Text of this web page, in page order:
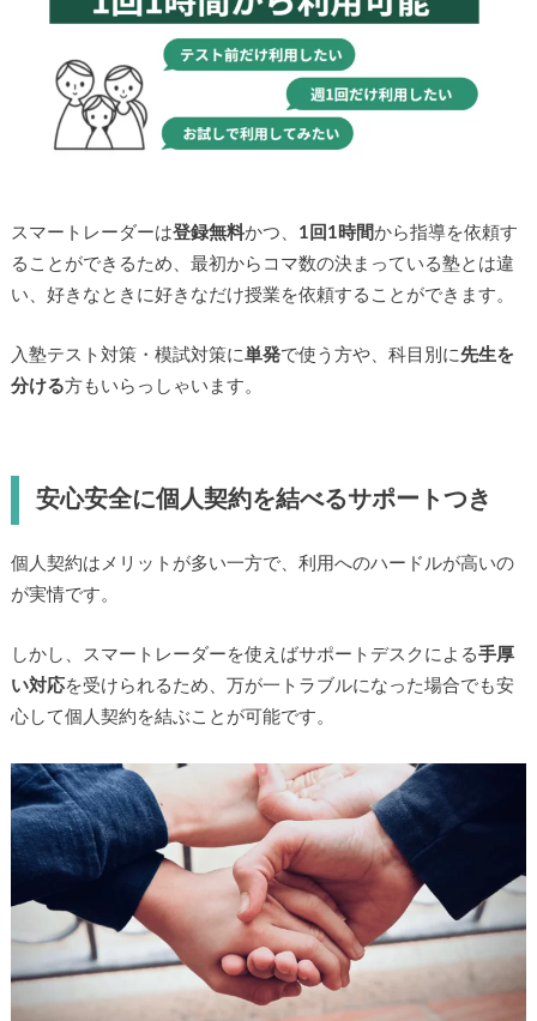
スマートレーダーは登録無料かつ、 1回1時間から指導を依頼す
ることができるため、最初からコマ数の決まっている塾とは違
い、好きなときに好きなだけ授業を依頼することができます。
入塾テスト対策・模試対策に単発で使う方や、科目別に先生を
分ける方もいらっしゃいます。
安心安全に個人契約を結べるサポートつき
個人契約はメリットが多い一方で、利用へのハードルが高いの
が実情です。
しかし、スマートレーダーを使えばサポートデスクによる手厚
い対応を受けられるため、万が一トラブルになった場合でも安
心して個人契約を結ぶことが可能です。